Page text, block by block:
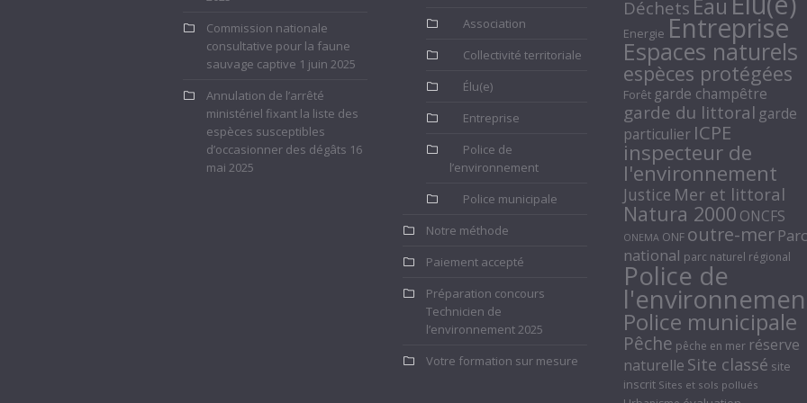
Commission nationale
consultative pour la faune
sauvage captive 1 juin 2025
Annulation de l’arrêté
ministériel fixant la liste des
espèces susceptibles
d’occasionner des dégâts 16
mai 2025
Association
Collectivité territoriale
Élu(e)
Entreprise
Police de
l’environnement
Police municipale
Notre méthode
Paiement accepté
Préparation concours
Technicien de
l’environnement 2025
Votre formation sur mesure
Déchets Eau
Energie Entreprise
Espaces naturels
espèces protégées
Forêt garde champêtre
garde du littoral garde
particulier ICPE
inspecteur de
l'environnement
Justice Mer et littoral
Natura 2000 ONCFS
ONEMA ONF outre-mer Parc
national parc naturel régional
Police de
Police municipale
Pêche pêche en mer réserve
naturelle Site classé site
inscrit Sites et sols pollués